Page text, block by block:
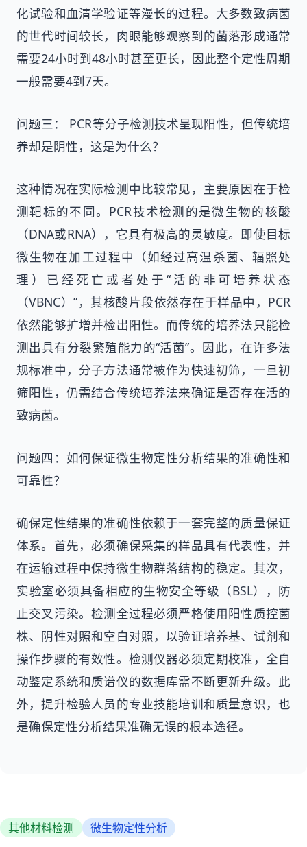
化试验和血清学验证等漫长的过程。大多数致病菌
的世代时间较长，肉眼能够观察到的菌落形成通常
需要24小时到48小时甚至更长，因此整个定性周期
一般需要4到7天。
问题三： PCR等分子检测技术呈现阳性，但传统培
养却是阴性，这是为什么？
这种情况在实际检测中比较常见，主要原因在于检
测靶标的不同。PCR技术检测的是微生物的核酸
（DNA或RNA），它具有极高的灵敏度。即使目标
微生物在加工过程中（如经过高温杀菌、辐照处
理）已经死亡或者处于“活的非可培养状态
（VBNC）”，其核酸片段依然存在于样品中，PCR
依然能够扩增并检出阳性。而传统的培养法只能检
测出具有分裂繁殖能力的“活菌”。因此，在许多法
规标准中，分子方法通常被作为快速初筛，一旦初
筛阳性，仍需结合传统培养法来确证是否存在活的
致病菌。
问题四：如何保证微生物定性分析结果的准确性和
可靠性？
确保定性结果的准确性依赖于一套完整的质量保证
体系。首先，必须确保采集的样品具有代表性，并
在运输过程中保持微生物群落结构的稳定。其次，
实验室必须具备相应的生物安全等级（BSL），防
止交叉污染。检测全过程必须严格使用阳性质控菌
株、阴性对照和空白对照，以验证培养基、试剂和
操作步骤的有效性。检测仪器必须定期校准，全自
动鉴定系统和质谱仪的数据库需不断更新升级。此
外，提升检验人员的专业技能培训和质量意识，也
是确保定性分析结果准确无误的根本途径。
其他材料检测 微生物定性分析